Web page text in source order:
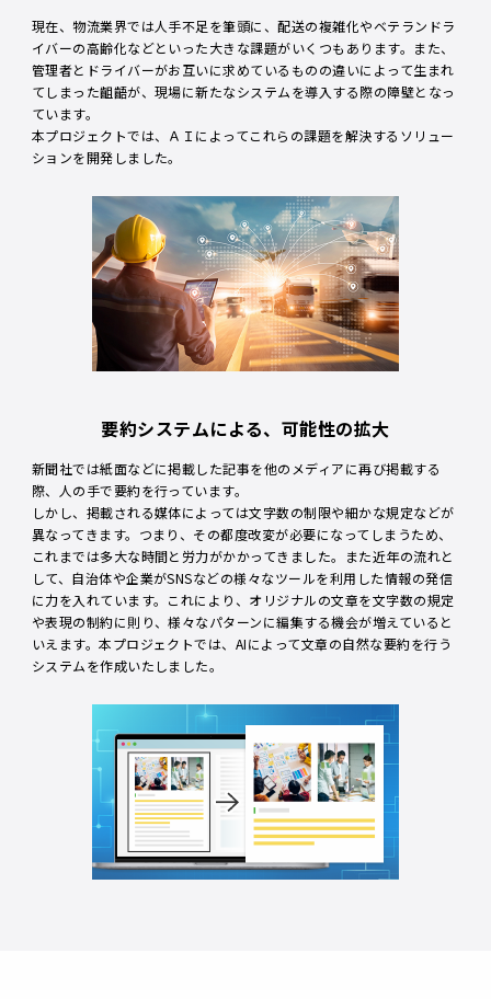
現在、物流業界では人手不足を筆頭に、配送の複雑化やベテランドラ
イバーの高齢化などといった大きな課題がいくつもあります。また、
管理者とドライバーがお互いに求めているものの違いによって生まれ
てしまった齟齬が、現場に新たなシステムを導入する際の障壁となっ
ています。
本プロジェクトでは、ＡＩによってこれらの課題を解決するソリュー
ションを開発しました。
要約システムによる、可能性の拡大
新聞社では紙面などに掲載した記事を他のメディアに再び掲載する
際、人の手で要約を行っています。
しかし、掲載される媒体によっては文字数の制限や細かな規定などが
異なってきます。つまり、その都度改変が必要になってしまうため、
これまでは多大な時間と労力がかかってきました。また近年の流れと
して、自治体や企業がSNSなどの様々なツールを利用した情報の発信
に力を入れています。これにより、オリジナルの文章を文字数の規定
や表現の制約に則り、様々なパターンに編集する機会が増えていると
いえます。本プロジェクトでは、AIによって文章の自然な要約を行う
システムを作成いたしました。